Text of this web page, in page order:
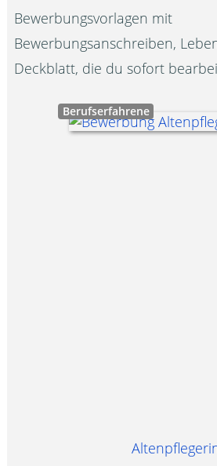
Bewerbungsvorlagen mit
Bewerbungsanschreiben,
Deckblatt, die du sofort
Berufserfahrene